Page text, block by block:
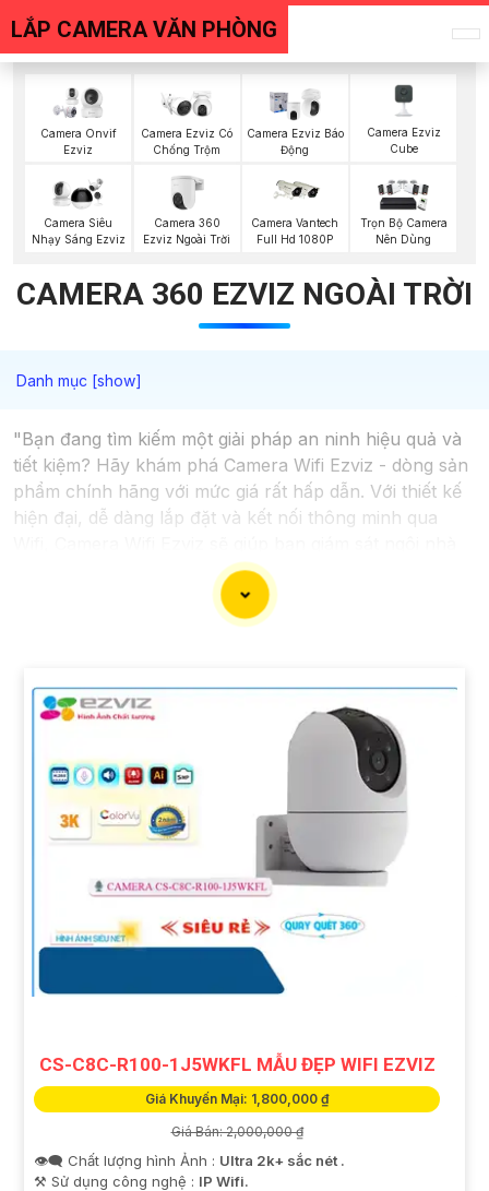
LẮP CAMERA VĂN PHÒNG
Camera Onvif
Ezviz
Camera Ezviz Có
Chống Trộm
Camera Ezviz Báo
Động
Camera Ezviz
Cube
Camera Siêu
Nhạy Sáng Ezviz
Camera 360
Ezviz Ngoài Trời
Camera Vantech
Full Hd 1080P
Trọn Bộ Camera
Nên Dùng
CAMERA 360 EZVIZ NGOÀI TRỜI
"Bạn đang tìm kiếm một giải pháp an ninh hiệu quả và
tiết kiệm? Hãy khám phá Camera Wifi Ezviz - dòng sản
phẩm chính hãng với mức giá rất hấp dẫn. Với thiết kế
hiện đại, dễ dàng lắp đặt và kết nối thông minh qua
hoặc văn phòng mọi lúc mọi nơi chỉ bằng một chiếc
Không chỉ vậy, sản phẩm cũng mang lại chất lượng
cơ hội sở hữu Camera Wifi Ezviz giá rẻ chính hãng để
bảo vệ tài sản và gia đình của bạn ngay hôm nay!"
Hy vọng đoạn văn trên sẽ giúp bạn trong việc giới thiệu
sản phẩm Camera Wifi Ezviz.
CS-C8C-R100-1J5WKFL MẪU ĐẸP WIFI EZVIZ
Giá Khuyến Mại: 1,800,000 ₫
Giá Bán: 2,000,000 ₫
👁️‍🗨 Chất lượng hình Ảnh : Ultra 2k+ sắc nét .
⚒ Sử dụng công nghệ : IP Wifi.